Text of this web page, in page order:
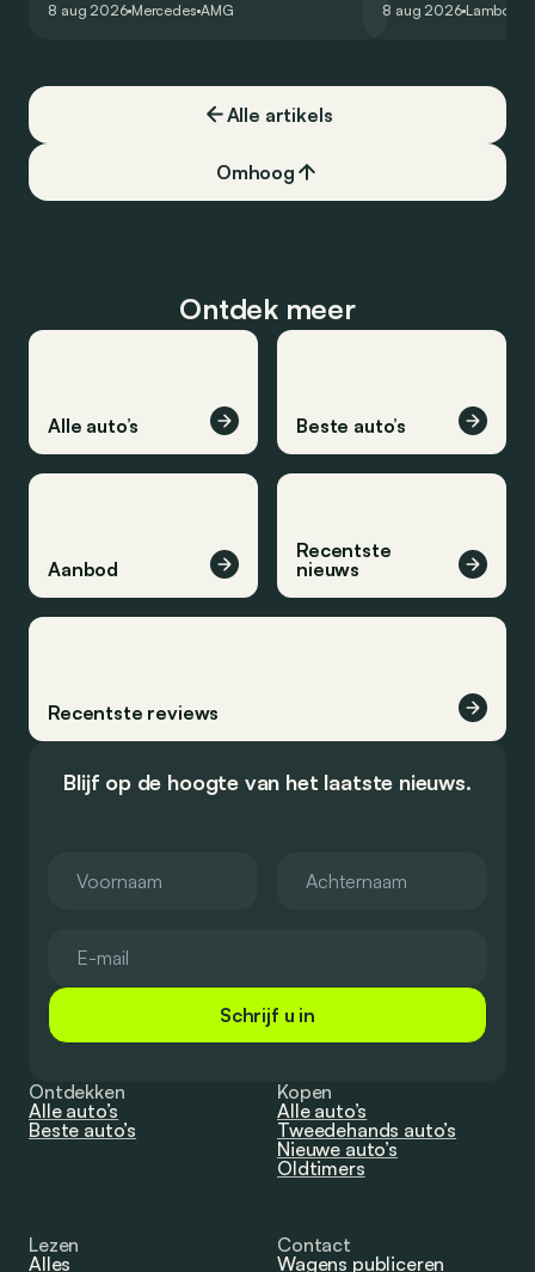
8 aug 2026 Mercedes AMG
een record voor
8 aug 2026
Alle artikels
Omhoog
Ontdek meer
Alle auto’s Beste auto’s
Aanbod
Recentste
nieuws
Recentste reviews
Blijf op de hoogte van het laatste nieuws.
Schrijf u in
Ontdekken
Alle auto’s
Beste auto’s
Kopen
Alle auto’s
Tweedehands auto’s
Nieuwe auto’s
Oldtimers
Lezen
Alles
Contact
Wagens publiceren